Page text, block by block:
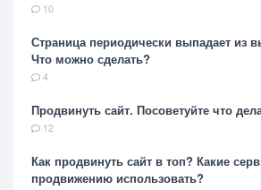
10
Страница периодически выпадает из
Что можно сделать?
4
Продвинуть сайт. Посоветуйте что
12
Как продвинуть сайт в топ? Какие
продвижению использовать?